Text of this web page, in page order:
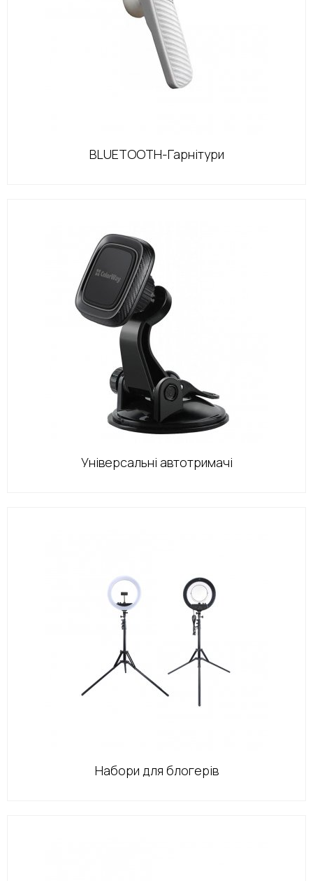
BLUETOOTH-Гарнітури
Універсальні автотримачі
Набори для блогерів